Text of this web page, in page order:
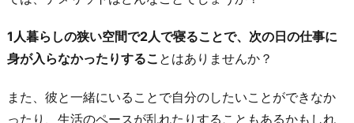
事
を
て
1人暮らしの狭い空間で2人で寝ることで、次の日の仕事に
身が入らなかったりするこ とはありませんか？
また、彼と一緒にいることで自分のしたいことができなか
ったり、生活のペースが乱れたりすることもあるかもしれ